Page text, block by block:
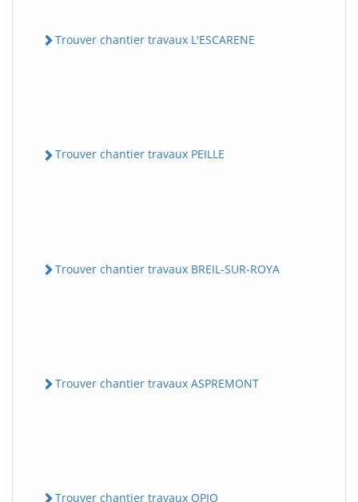
Trouver chantier travaux L'ESCARENE
Trouver chantier travaux PEILLE
Trouver chantier travaux BREIL-SUR-ROYA
Trouver chantier travaux ASPREMONT
Trouver chantier travaux OPIO